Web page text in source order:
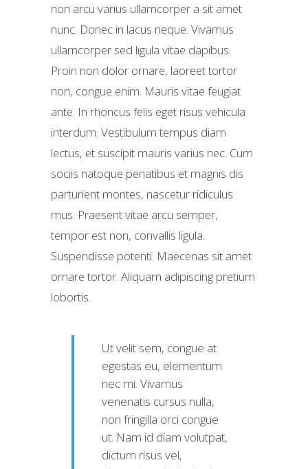
non arcu varius ullamcorper a sit amet
nunc. Donec in lacus neque. Vivamus
ullamcorper sed ligula vitae dapibus.
Proin non dolor ornare, laoreet tortor
non, congue enim. Mauris vitae feugiat
ante. In rhoncus felis eget risus vehicula
interdum. Vestibulum tempus diam
lectus, et suscipit mauris varius nec. Cum
sociis natoque penatibus et magnis dis
parturient montes, nascetur ridiculus
mus. Praesent vitae arcu semper,
tempor est non, convallis ligula.
Suspendisse potenti. Maecenas sit amet
ornare tortor. Aliquam adipiscing pretium
lobortis.
Ut velit sem, congue at
egestas eu, elementum
nec mi. Vivamus
venenatis cursus nulla,
non fringilla orci congue
ut. Nam id diam volutpat,
dictum risus vel,